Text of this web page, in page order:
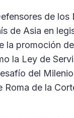
de los
de Asia en
la promoción
la Ley de
del
de la